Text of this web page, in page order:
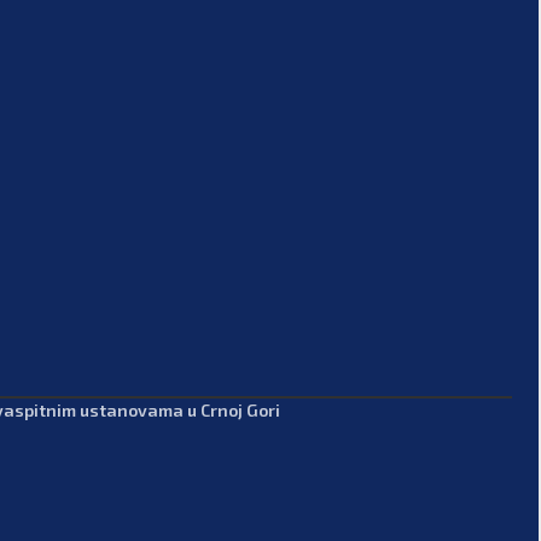
ustanovama u Crnoj Gori